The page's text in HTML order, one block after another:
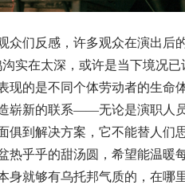
众们反感，许多观众在演出后
实在太深，或许是当下境况
现的是不同个体劳动者的生命
崭新的联系——无论是演职人
俱到解决方案，它不能替人们
热乎乎的甜汤圆，希望能温暖
身就够有乌托邦气质的，在哪